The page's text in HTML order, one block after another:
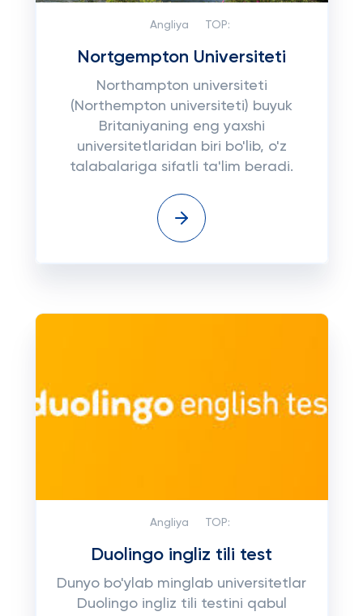
Angliya TOP:
Nortgempton Universiteti
Northampton universiteti
(Northempton universiteti) buyuk
Britaniyaning eng yaxshi
universitetlaridan biri bo'lib, o'z
talabalariga sifatli ta'lim beradi.
Angliya TOP:
Duolingo ingliz tili test
Dunyo bo'ylab minglab universitetlar
Duolingo ingliz tili testini qabul